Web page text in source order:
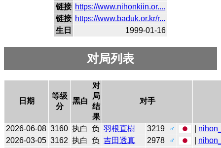
链接 https://www.nihonkiin.or....
链接 https://www.baduk.or.kr/r...
生日
1999-01-16
对局列表
日期
等级
分
黑白
对
局
结
果
对手
2026-06-08 3160 执白 负 羽根直樹 3219 ♂
2026-03-05 3162 执白 负 吉田透真 2978 ♂